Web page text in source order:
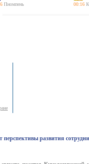
Пномпень
00:16
развития